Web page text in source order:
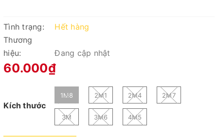
Tình trạng:
Hết hàng
Thương
hiệu:
Đang cập nhật
60.000₫
Kích thước
1M8 2M1 2M4 2M7
3M 3M6 4M5